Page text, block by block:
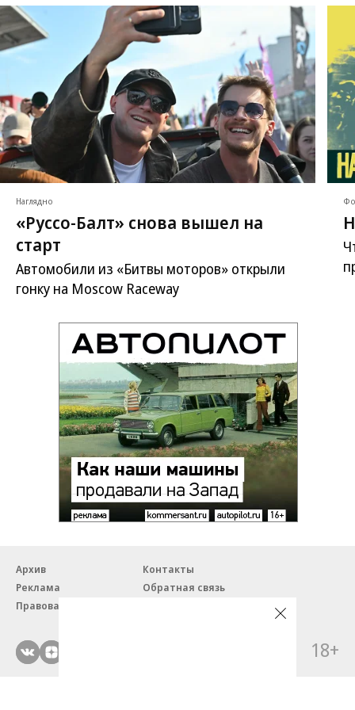
Наглядно
«Руссо-Балт» снова вышел на
старт
Автомобили из «Битвы моторов» открыли
гонку на Moscow Raceway
Архив
Контакты
Реклама
Обратная связь
Правовая информация
18+